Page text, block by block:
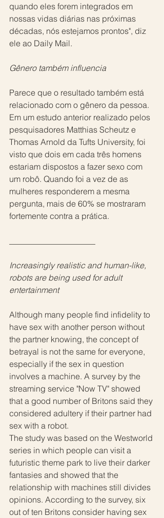
quando eles forem integrados em
nossas vidas diárias nas próximas
décadas, nós estejamos prontos", diz
ele ao Daily Mail.
Gênero também influencia
Parece que o resultado também está
relacionado com o gênero da pessoa.
Em um estudo anterior realizado pelos
pesquisadores Matthias Scheutz e
Thomas Arnold da Tufts University, foi
visto que dois em cada três homens
estariam dispostos a fazer sexo com
um robô. Quando foi a vez de as
mulheres responderem a mesma
pergunta, mais de 60% se mostraram
fortemente contra a prática.
Increasingly realistic and human-like,
robots are being used for adult
entertainment
Although many people find infidelity to
have sex with another person without
the partner knowing, the concept of
betrayal is not the same for everyone,
especially if the sex in question
involves a machine. A survey by the
streaming service "Now TV" showed
that a good number of Britons said they
considered adultery if their partner had
sex with a robot.
The study was based on the Westworld
series in which people can visit a
futuristic theme park to live their darker
fantasies and showed that the
relationship with machines still divides
opinions. According to the survey, six
out of ten Britons consider having sex